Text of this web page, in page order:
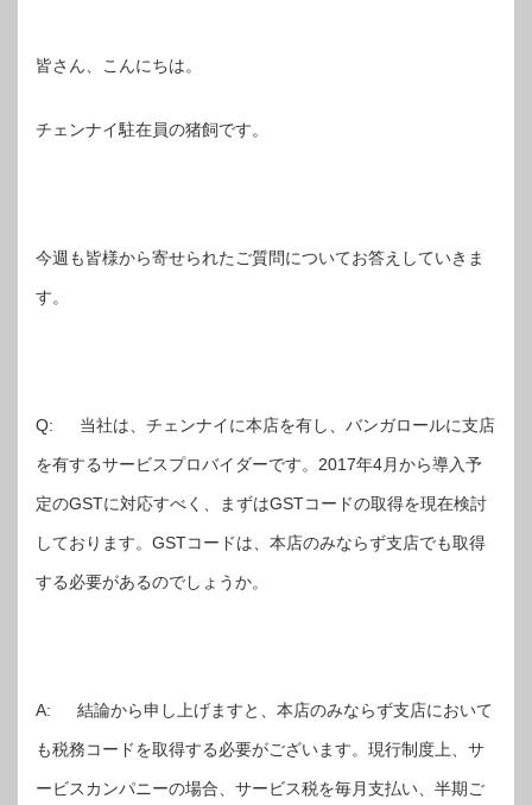
皆さん、こんにちは。
チェンナイ駐在員の猪飼です。
今週も皆様から寄せられたご質問についてお答えしていきま
す。
Q: 当社は、チェンナイに本店を有し、バンガロールに支店
を有するサービスプロバイダーです。2017年4月から導入予
定のGSTに対応すべく、まずはGSTコードの取得を現在検討
しております。GSTコードは、本店のみならず支店でも取得
する必要があるのでしょうか。
A: 結論から申し上げますと、本店のみならず支店において
も税務コードを取得する必要がございます。現行制度上、サ
ービスカンパニーの場合、サービス税を毎月支払い、半期ご